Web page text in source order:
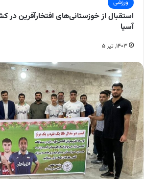
ورزشی
استقبال از خوزستانی‌های افتخارآفرین در
آسیا
۱۴۰۳, تیر ۵